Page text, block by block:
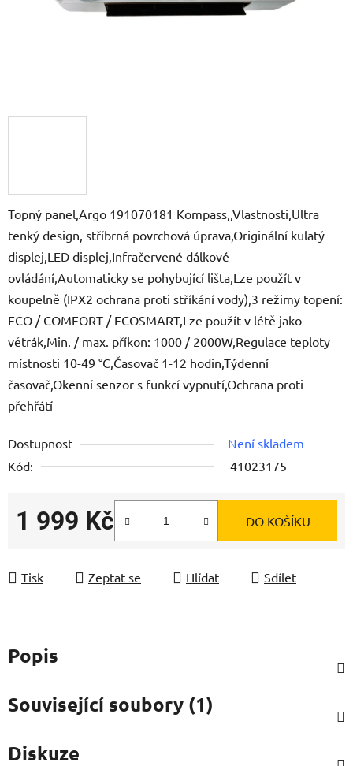
Topný panel,Argo 191070181 Kompass,,Vlastnosti,Ultra
tenký design, stříbrná povrchová úprava,Originální kulatý
displej,LED displej,Infračervené dálkové
ovládání,Automaticky se pohybující lišta,Lze použít v
koupelně (IPX2 ochrana proti stříkání vody),3 režimy topení:
ECO / COMFORT / ECOSMART,Lze použít v létě jako
větrák,Min. / max. příkon: 1000 / 2000W,Regulace teploty
místnosti 10-49 °C,Časovač 1-12 hodin,Týdenní
časovač,Okenní senzor s funkcí vypnutí,Ochrana proti
přehřátí
Dostupnost
Není skladem
Kód:
41023175
1 999 Kč DO KOŠÍKU
Tisk Zeptat se Hlídat Sdílet
Popis
Související soubory (1)
Diskuze